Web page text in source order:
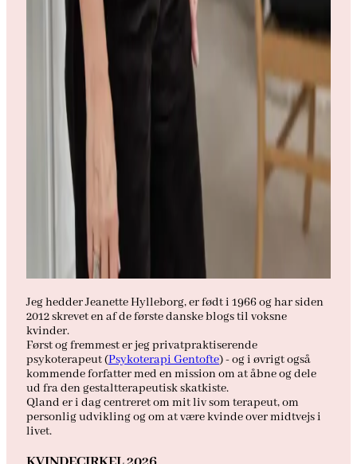
Jeg hedder Jeanette Hylleborg, er født i 1966 og har siden
2012 skrevet en af de første danske blogs til voksne
kvinder.
Først og fremmest er jeg privatpraktiserende
psykoterapeut (Psykoterapi Gentofte) - og i øvrigt også
kommende forfatter med en mission om at åbne og dele
ud fra den gestaltterapeutisk skatkiste.
Qland er i dag centreret om mit liv som terapeut, om
personlig udvikling og om at være kvinde over midtvejs i
livet.